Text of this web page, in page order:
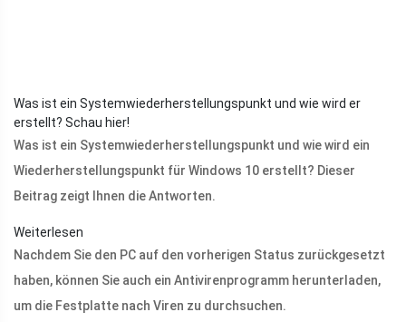
Was ist ein Systemwiederherstellungspunkt und wie wird er
erstellt? Schau hier!
Was ist ein Systemwiederherstellungspunkt und wie wird ein
Wiederherstellungspunkt für Windows 10 erstellt? Dieser
Beitrag zeigt Ihnen die Antworten.
Weiterlesen
Nachdem Sie den PC auf den vorherigen Status zurückgesetzt
haben, können Sie auch ein Antivirenprogramm herunterladen,
um die Festplatte nach Viren zu durchsuchen.